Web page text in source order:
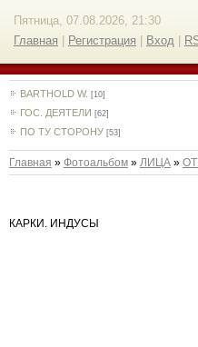
Пятница, 07.08.2026, 21:30
Главная
Регистрация Вход
BARTHOLD W. [10]
ГОС. ДЕЯТЕЛИ [62]
ПО ТУ СТОРОНУ [53]
Главная » Фотоальбом» ЛИЦА»
КАРКИ. ИНДУСЫ